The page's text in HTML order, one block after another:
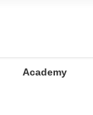
Academy